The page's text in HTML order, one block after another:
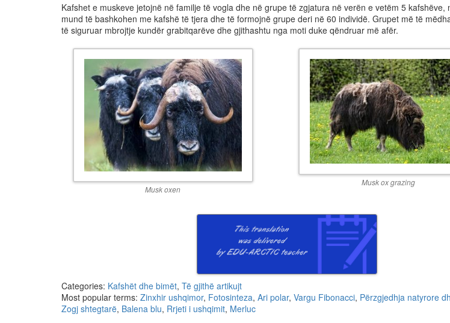
Kafshet e muskeve jetojnë në familje të vogla dhe në grupe të zgjatura në verën e vetëm 5 kafshëve,
mund të bashkohen me kafshë të tjera dhe të formojnë grupe deri në 60 individë. Grupet më të
të siguruar mbrojtje kundër grabitqarëve dhe gjithashtu nga moti duke qëndruar më afër.
Musk oxen
Musk ox grazing
Categories: Kafshët dhe bimët, Të gjithë artikujt
Most popular terms: Zinxhir ushqimor, Fotosinteza, Ari polar, Vargu Fibonacci, Përzgjedhja natyrore
Zogj shtegtarë, Balena blu, Rrjeti i ushqimit, Merluc